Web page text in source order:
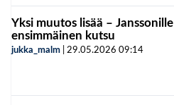
Yksi muutos lisää – Janssonille
ensimmäinen kutsu
jukka_malm 29.05.2026 09:14